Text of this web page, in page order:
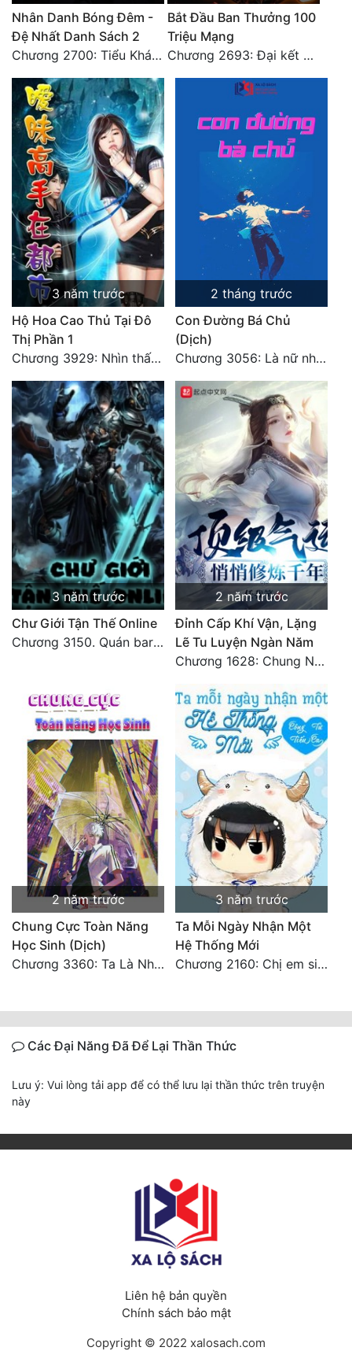
Nhân Danh Bóng Đêm -
Đệ Nhất Danh Sách 2
Chương 2700: Tiểu Khánh Trần
Bắt Đầu Ban Thưởng 100
Triệu Mạng
Chương 2693: Đại kết cục
3 năm trước
Hộ Hoa Cao Thủ Tại Đô
Thị Phần 1
Chương 3929: Nhìn thấy bổn tiên, tại sao không bái?
2 tháng trước
Con Đường Bá Chủ
(Dịch)
Chương 3056: Là nữ nhân
3 năm trước
Chư Giới Tận Thế Online
Chương 3150. Quán bar Huyết Hải. Hết
2 năm trước
Đỉnh Cấp Khí Vận, Lặng
Lẽ Tu Luyện Ngàn Năm
Chương 1628: Chung Nguyên Chí Cao (2)
2 năm trước
Chung Cực Toàn Năng
Học Sinh (Dịch)
Chương 3360: Ta Là Nhân Hoàng (2) (Đại Kết Cục)
3 năm trước
Ta Mỗi Ngày Nhận Một
Hệ Thống Mới
Chương 2160: Chị em sinh đôi
Các Đại Năng Đã Để Lại Thần Thức
Lưu ý: Vui lòng tải app để có thể lưu lại thần thức trên truyện
này
Liên hệ bản quyền
Chính sách bảo mật
Copyright © 2022 xalosach.com